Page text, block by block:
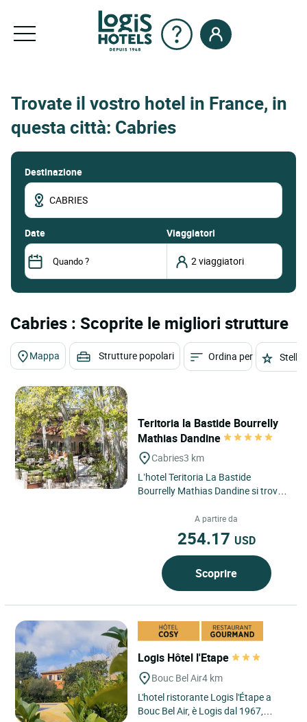
Trovate il vostro hotel in France, in
questa città: Cabries
Destinazione
date Viaggiatori
Cabries : Scoprite le migliori strutture
Mappa Strutture popolari Ordina per Stelle
Teritoria la Bastide Bourrelly
Mathias Dandine
Cabries3 km
L’hotel Teritoria La Bastide
Bourrelly Mathias Dandine si trova
riservato della Provenza,...
A partire da
254.17 USD
Scoprire
Logis Hôtel l'Etape
Bouc Bel Air4 km
L'hotel ristorante Logis l'Étape a
Bouc Bel Air, è Logis dal 1967,